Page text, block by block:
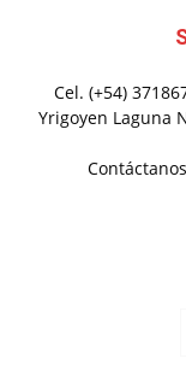
Cel. (+54)
Yrigoyen Laguna